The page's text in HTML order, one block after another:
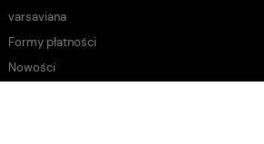
varsaviana
Formy płatności
Nowości